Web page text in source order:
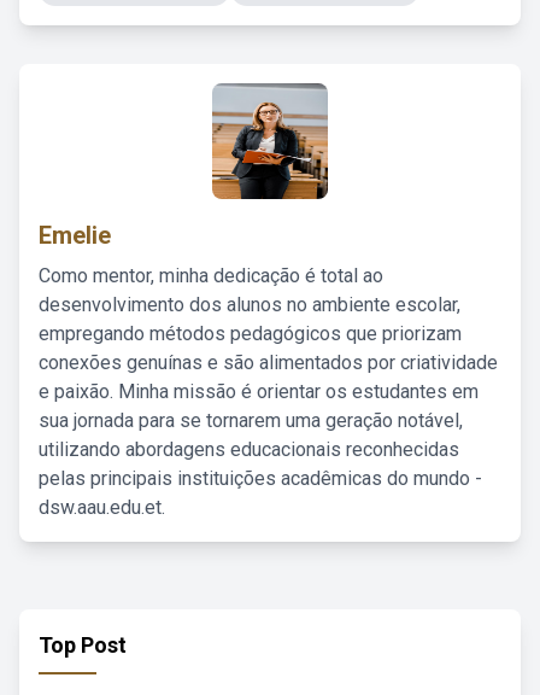
Emelie
Como mentor, minha dedicação é total ao
desenvolvimento dos alunos no ambiente escolar,
empregando métodos pedagógicos que priorizam
conexões genuínas e são alimentados por criatividade
e paixão. Minha missão é orientar os estudantes em
sua jornada para se tornarem uma geração notável,
utilizando abordagens educacionais reconhecidas
pelas principais instituições acadêmicas do mundo -
dsw.aau.edu.et.
Top Post